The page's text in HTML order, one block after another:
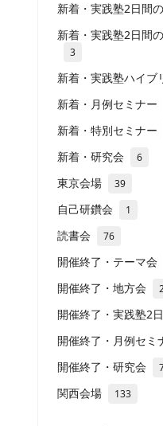
新着・実践塾2日間
新着・実践塾2日間
3
新着・実践塾ハイブ
新着・月例セミナー
新着・特別セミナー
新着・研究会 6
東京会場 39
自己研鑽会 1
読書会 76
開催終了・テーマ会
開催終了・地方会
開催終了・実践塾2
開催終了・月例セミ
開催終了・研究会
関西会場 133